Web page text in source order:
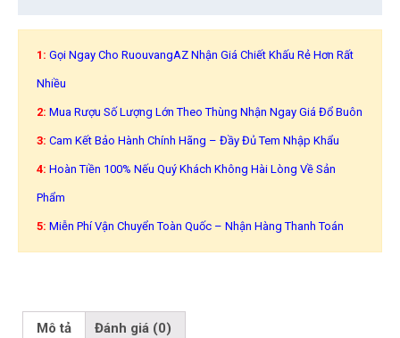
1: Gọi Ngay Cho RuouvangAZ Nhận Giá Chiết Khấu Rẻ Hơn Rất
Nhiều
2: Mua Rượu Số Lượng Lớn Theo Thùng Nhận Ngay Giá Đổ Buôn
3: Cam Kết Bảo Hành Chính Hãng – Đầy Đủ Tem Nhập Khẩu
4: Hoàn Tiền 100% Nếu Quý Khách Không Hài Lòng Về Sản
Phẩm
5: Miễn Phí Vận Chuyển Toàn Quốc – Nhận Hàng Thanh Toán
Mô tả Đánh giá (0)